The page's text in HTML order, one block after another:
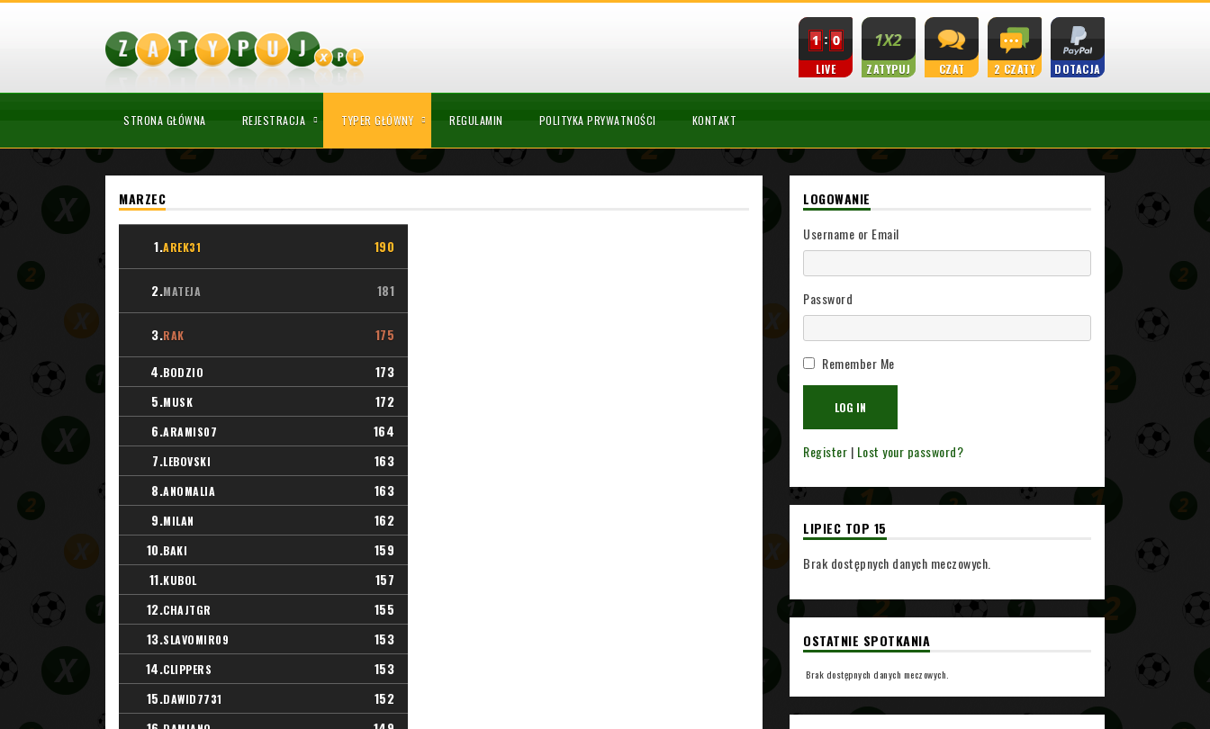
LIVE ZATYPUJ CZAT 2 CZATY DOTACJA
STRONA GŁÓWNA REJESTRACJA TYPER GŁÓWNY REGULAMIN POLITYKA PRYWATNOŚCI KONTAKT
MARZEC
1.AREK31 190
2.MATEJA 181
3.RAK
175
4.BODZIO
173
5.MUSK
172
6.ARAMIS07
164
7.LEBOVSKI
163
8.ANOMALIA
163
9.MILAN
162
10.BAKI
159
11.KUBOL
157
12.CHAJTGR
155
13.SLAVOMIR09
153
14.CLIPPERS
153
15.DAWID7731
152
LOGOWANIE
Username or Email
Password
Remember Me
Register | Lost your password?
LIPIEC TOP 15
Brak dostępnych danych meczowych.
OSTATNIE SPOTKANIA
Brak dostępnych danych meczowych.